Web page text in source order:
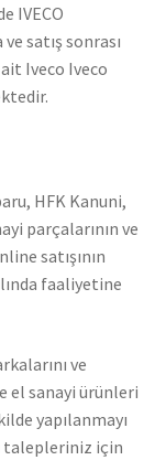
IVECO
satış sonrası
Iveco Iveco
HFK Kanuni,
parçalarının ve
satışının
faaliyetine
ve
el sanayi ürünleri
yapılanmayı
talepleriniz için